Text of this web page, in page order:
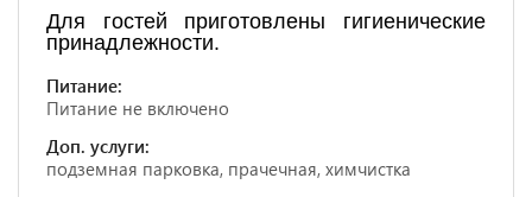
Для гостей приготовлены гигиенические
принадлежности.
Питание:
Питание не включено
Доп. услуги:
подземная парковка, прачечная, химчистка